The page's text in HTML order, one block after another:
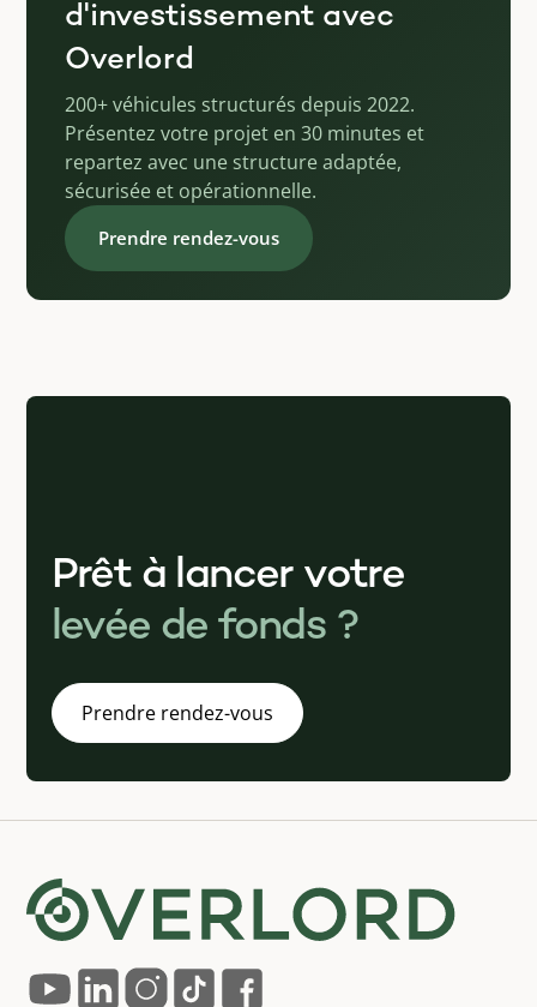
d'investissement avec
Overlord
200+ véhicules structurés depuis 2022.
Présentez votre projet en 30 minutes et
repartez avec une structure adaptée,
sécurisée et opérationnelle.
Prendre rendez-vous
Prêt à lancer votre
levée de fonds ?
Prendre rendez-vous